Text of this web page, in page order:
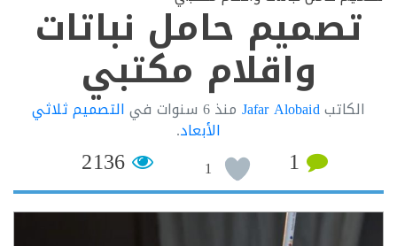
حامل نباتات
واقلام مكتبي
Jafar Alobaidمنذ6 سنوات فيالتصميم ثلاثي
الأبعاد.
1
1
2136